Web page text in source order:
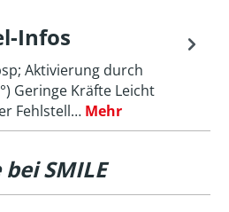
Infos
Aktivierung durch
Geringe Kräfte Leicht
Fehlstell… Mehr
SMILE